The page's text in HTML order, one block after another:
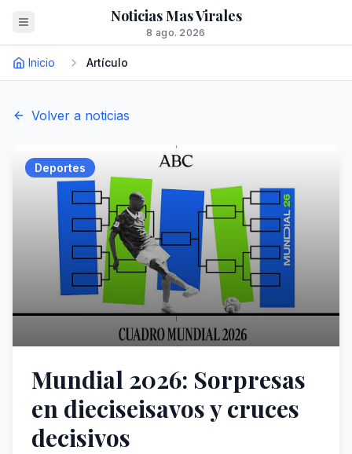
Noticias Mas Virales
8 ago. 2026
Inicio Artículo
Volver a noticias
Deportes
Mundial 2026: Sorpresas
en dieciseisavos y cruces
decisivos